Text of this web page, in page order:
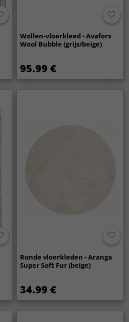
Wollen-vloerkleed - Avafors
Wool Bubble (grijs/beige)
95.99 €
Ronde vloerkleden - Aranga
Super Soft Fur (beige)
34.99 €